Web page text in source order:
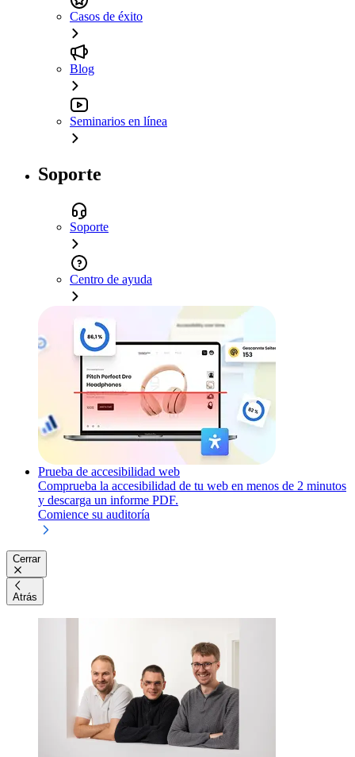
Casos de éxito
Blog
Seminarios en línea
Soporte
Soporte
Centro de ayuda
Prueba de accesibilidad web
Comprueba la accesibilidad de tu web en menos de 2 minutos
y descarga un informe PDF.
Comience su auditoría
Cerrar
Atrás